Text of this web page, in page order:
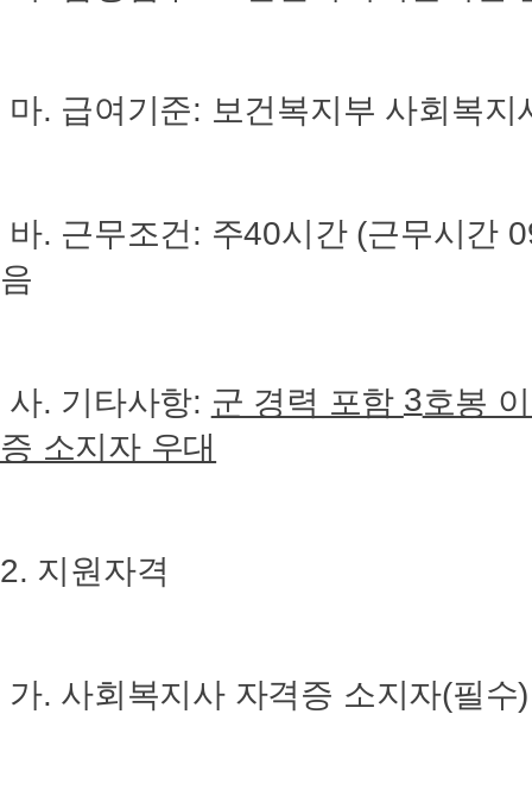
마. 급여기준: 보건복지부 사회복
바. 근무조건: 주40시간 (근무시간
음
사. 기타사항: 군 경력 포함 3호봉
증 소지자 우대
2. 지원자격
가. 사회복지사 자격증 소지자(필수)